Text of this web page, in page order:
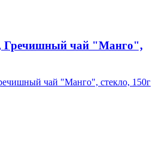
Гречишный чай "Манго",